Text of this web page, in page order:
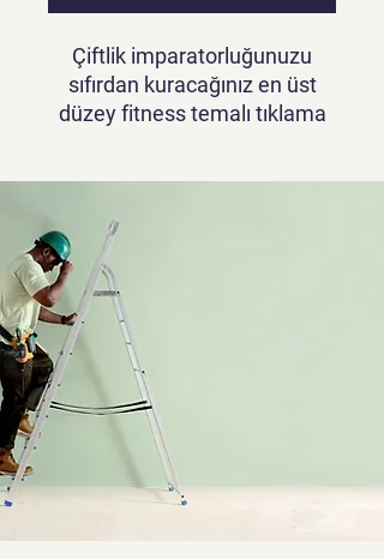
Çiftlik imparatorluğunuzu
sıfırdan kuracağınız en üst
düzey fitness temalı tıklama
başlayın ve fitness
dünyasında bir güç merkezi
haline gelmek için ilerleyin
Çiftçilik Eğlencesi: Muscle
World de para birimi olan
kaloriyi kazanmak için farklı
mahsuller yetiştirin ve hasat
edin, hayvan yetiştirin ve
meyve toplayın.
Egzersiz: Zorlukla
kazandığınız kalorileri spor
salonunda egzersiz yaparak